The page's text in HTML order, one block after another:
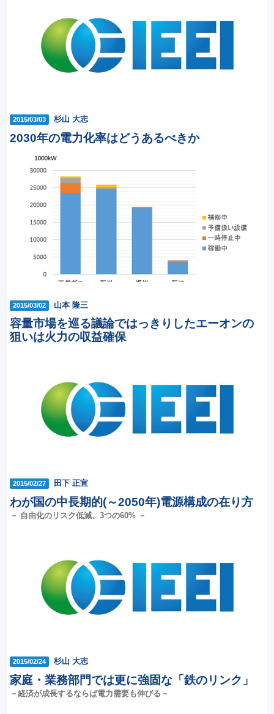
2015/03/03 杉山 大志
2030年の電力化率はどうあるべきか
2015/03/02 山本 隆三
容量市場を巡る議論ではっきりしたエーオンの
狙いは火力の収益確保
2015/02/27 田下 正宣
わが国の中長期的(～2050年)電源構成の在り方
－ 自由化のリスク低減、3つの60% －
2015/02/24 杉山 大志
家庭・業務部門では更に強固な「鉄のリンク」
－経済が成長するならば電力需要も伸びる－